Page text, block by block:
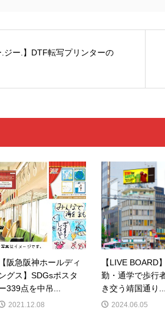
.ジー.】DTF転写プリンターの
【阪急阪神ホールディ
ングス】SDGsポスタ
339点を中吊...
2021.12.08
【LIVE BOARD
勤・通学で歩行
き交う靖国通り...
2024.06.05